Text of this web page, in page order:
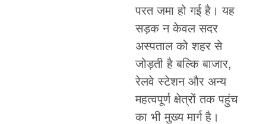
परत जमा हो गई है। यह
सड़क न केवल सदर
अस्पताल को शहर से
जोड़ती है बल्कि बाजार,
रेलवे स्टेशन और अन्य
महत्वपूर्ण क्षेत्रों तक पहुंच
का भी मुख्य मार्ग है।